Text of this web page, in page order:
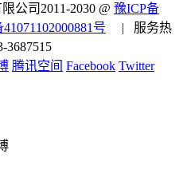
公司2011-2030 @ 豫ICP备
号
| 服务热
3687515
腾讯空间 Facebook Twitter